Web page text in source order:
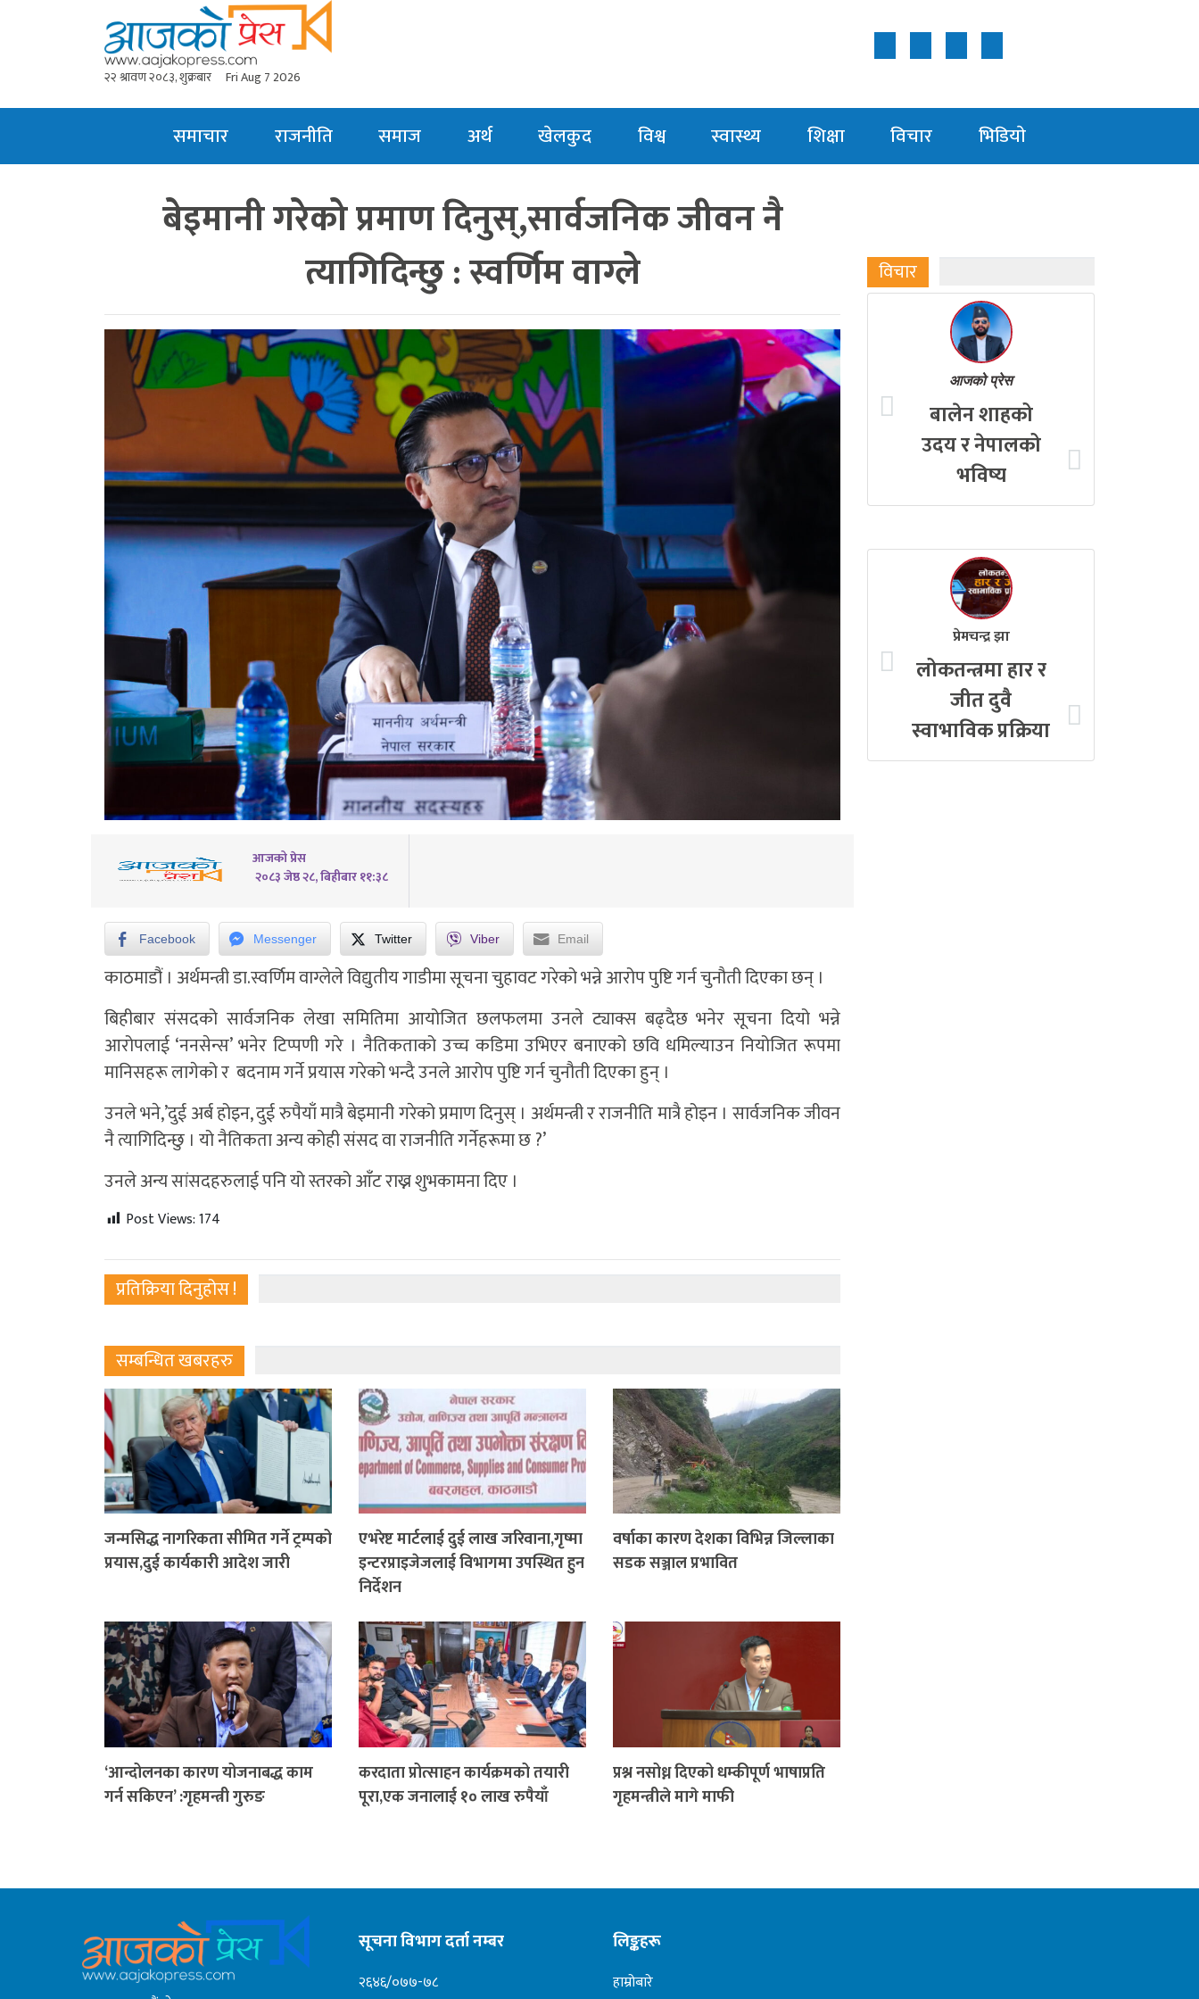
२२ श्रावण २०८३, शुक्रबार Fri Aug 7 2026
समाचार राजनीति समाज अर्थ खेलकुद विश्व स्वास्थ्य शिक्षा विचार भिडियाे
बेइमानी गरेको प्रमाण दिनुस्,सार्वजनिक जीवन नै
त्यागिदिन्छु : स्वर्णिम वाग्ले
आजको प्रेस
२०८३ जेष्ठ २८, बिहीबार ११:३८
Facebook Messenger Twitter Viber Email
काठमाडौं । अर्थमन्त्री डा.स्वर्णिम वाग्लेले विद्युतीय गाडीमा सूचना चुहावट गरेको भन्ने आरोप पुष्टि गर्न चुनौती दिएका छन् ।
बिहीबार संसदको सार्वजनिक लेखा समितिमा आयोजित छलफलमा उनले ट्याक्स बढ्दैछ भनेर सूचना दियो भन्ने
आरोपलाई ‘ननसेन्स’ भनेर टिप्पणी गरे । नैतिकताको उच्च कडिमा उभिएर बनाएको छवि धमिल्याउन नियोजित रूपमा
मानिसहरू लागेको र बदनाम गर्ने प्रयास गरेको भन्दै उनले आरोप पुष्टि गर्न चुनौती दिएका हुन् ।
उनले भने,’दुई अर्ब होइन, दुई रुपैयाँ मात्रै बेइमानी गरेको प्रमाण दिनुस् । अर्थमन्त्री र राजनीति मात्रै होइन । सार्वजनिक जीवन
नै त्यागिदिन्छु । यो नैतिकता अन्य कोही संसद वा राजनीति गर्नेहरूमा छ ?’
उनले अन्य सांसदहरुलाई पनि यो स्तरको आँट राख्न शुभकामना दिए ।
Post Views:174
प्रतिक्रिया दिनुहोस !
सम्बन्धित खबरहरु
जन्मसिद्ध नागरिकता सीमित गर्ने ट्रम्पको
प्रयास,दुई कार्यकारी आदेश जारी
एभरेष्ट मार्टलाई दुई लाख जरिवाना,गृष्मा
इन्टरप्राइजेजलाई विभागमा उपस्थित हुन
निर्देशन
वर्षाका कारण देशका विभिन्न जिल्लाका
सडक सञ्जाल प्रभावित
‘आन्दोलनका कारण योजनाबद्ध काम
गर्न सकिएन’ :गृहमन्त्री गुरुङ
करदाता प्रोत्साहन कार्यक्रमको तयारी
पूरा,एक जनालाई १० लाख रुपैयाँ
प्रश्न नसोध्न दिएको धम्कीपूर्ण भाषाप्रति
गृहमन्त्रीले मागे माफी
विचार
आजको प्रेस
बालेन शाहको
उदय र नेपालको
भविष्य
प्रेमचन्द्र झा
लोकतन्त्रमा हार र
जीत दुवै
स्वाभाविक प्रक्रिया
सूचना विभाग दर्ता नम्बर
२६४६/०७७-७८
लिङ्कहरू
हाम्रोबारे